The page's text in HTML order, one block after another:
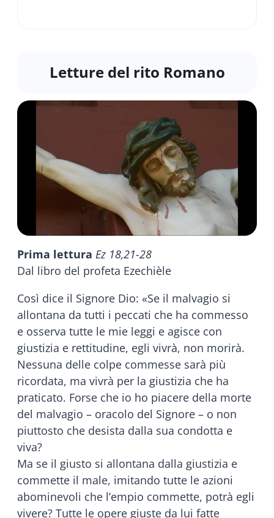
Letture del rito Romano
Prima lettura Ez 18,21-28
Dal libro del profeta Ezechièle
Così dice il Signore Dio: «Se il malvagio si
allontana da tutti i peccati che ha commesso
e osserva tutte le mie leggi e agisce con
giustizia e rettitudine, egli vivrà, non morirà.
Nessuna delle colpe commesse sarà più
ricordata, ma vivrà per la giustizia che ha
praticato. Forse che io ho piacere della morte
del malvagio – oracolo del Signore – o non
piuttosto che desista dalla sua condotta e
viva?
Ma se il giusto si allontana dalla giustizia e
commette il male, imitando tutte le azioni
abominevoli che l’empio commette, potrà egli
vivere? Tutte le opere giuste da lui fatte